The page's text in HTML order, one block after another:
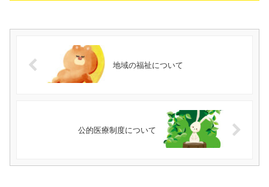
地域の福祉について
公的医療制度について